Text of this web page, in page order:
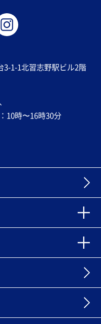
3-1-1北習志野駅ビル2階
10時〜16時30分